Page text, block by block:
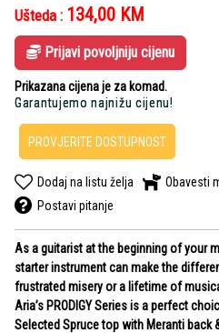
Ušteda : 134,00 KM
Prijavi povoljniju cijenu
Prikazana cijena je za komad.
Garantujemo najnižu cijenu!
PROVJERITE DOSTUPNOST
Dodaj na listu želja
Obavesti
Postavi pitanje
As a guitarist at the beginning of your
starter instrument can make the
frustrated misery or a lifetime of
Aria’s PRODIGY Series is a perfect
Selected Spruce top with Meranti back